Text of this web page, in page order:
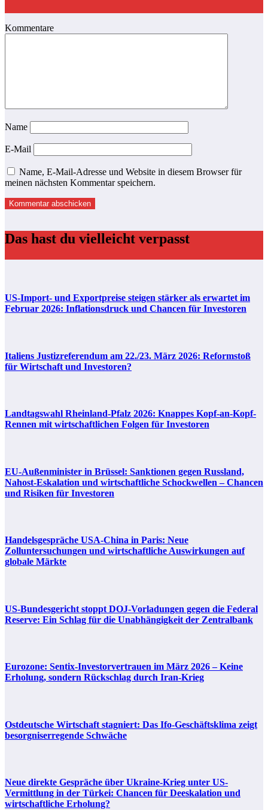
Kommentare
Name
E-Mail
Name, E-Mail-Adresse und Website in diesem Browser für
meinen nächsten Kommentar speichern.
Das hast du vielleicht verpasst
US-Import- und Exportpreise steigen stärker als erwartet im
Februar 2026: Inflationsdruck und Chancen für Investoren
Italiens Justizreferendum am 22./23. März 2026: Reformstoß
für Wirtschaft und Investoren?
Landtagswahl Rheinland-Pfalz 2026: Knappes Kopf-an-Kopf-
Rennen mit wirtschaftlichen Folgen für Investoren
EU-Außenminister in Brüssel: Sanktionen gegen Russland,
Nahost-Eskalation und wirtschaftliche Schockwellen – Chancen
und Risiken für Investoren
Handelsgespräche USA-China in Paris: Neue
Zolluntersuchungen und wirtschaftliche Auswirkungen auf
globale Märkte
US-Bundesgericht stoppt DOJ-Vorladungen gegen die Federal
Reserve: Ein Schlag für die Unabhängigkeit der Zentralbank
Eurozone: Sentix-Investorvertrauen im März 2026 – Keine
Erholung, sondern Rückschlag durch Iran-Krieg
Ostdeutsche Wirtschaft stagniert: Das Ifo-Geschäftsklima zeigt
besorgniserregende Schwäche
Neue direkte Gespräche über Ukraine-Krieg unter US-
Vermittlung in der Türkei: Chancen für Deeskalation und
wirtschaftliche Erholung?